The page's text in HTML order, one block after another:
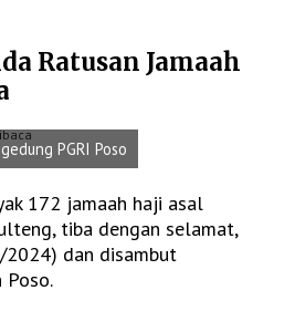
Ratusan Jamaah
PGRI Poso
172 jamaah haji asal
tiba dengan selamat,
dan disambut
Poso.